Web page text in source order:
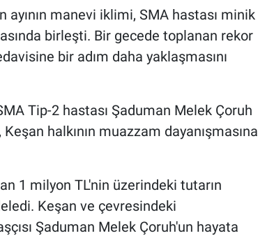
manevi iklimi, SMA hastası minik
birleşti. Bir gecede toplanan rekor
bir adım daha yaklaşmasını
Tip-2 hastası Şaduman Melek Çoruh
halkının muazzam dayanışmasına
1 milyon TL'nin üzerindeki tutarın
Keşan ve çevresindeki
Şaduman Melek Çoruh'un hayata